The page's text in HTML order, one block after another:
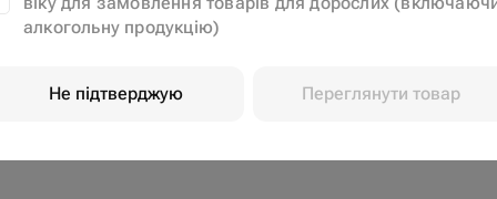
в день рождения близкого человека)
алкогольну продукцію)
Не підтверджую Переглянути товар